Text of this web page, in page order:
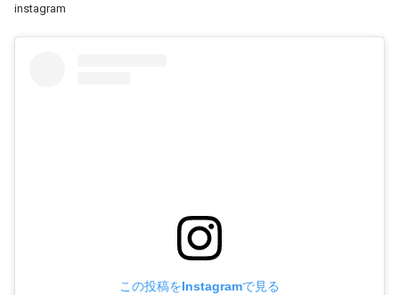
instagram
この投稿をInstagramで見る